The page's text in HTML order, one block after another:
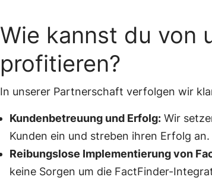
Wie kannst du von
profitieren?
In unserer Partnerschaft verfolgen wir
Kundenbetreuung und Erfolg:Wir
Kunden ein und streben ihren Erfolg an.
Reibungslose Implementierung von
keine Sorgen um die FactFinder-